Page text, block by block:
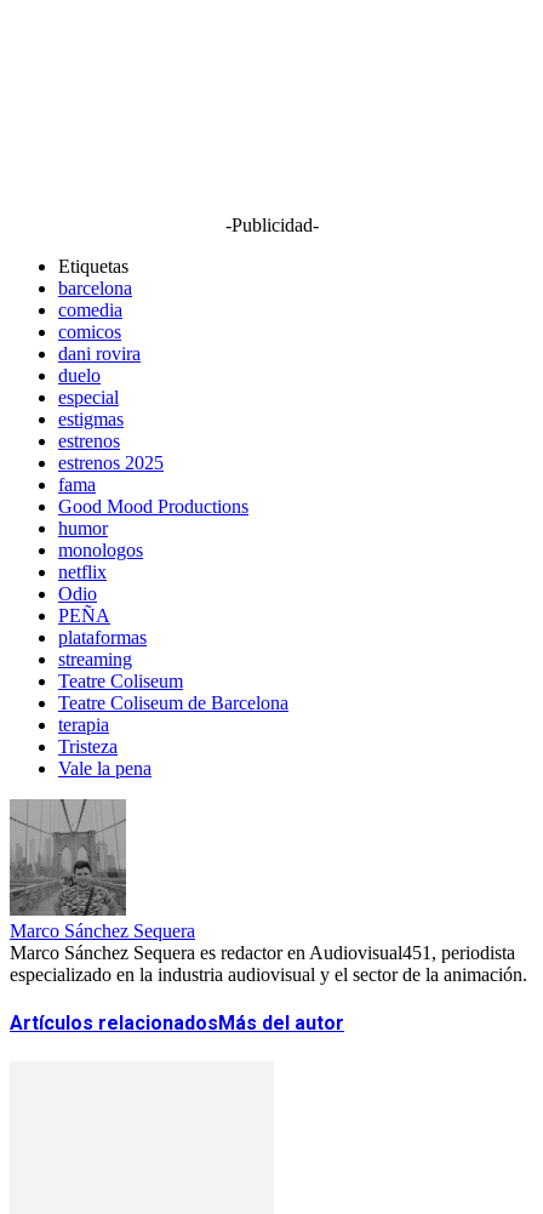
-Publicidad-
Etiquetas
barcelona
comedia
comicos
dani rovira
duelo
especial
estigmas
estrenos
estrenos 2025
fama
Good Mood Productions
humor
monologos
netflix
Odio
PEÑA
plataformas
streaming
Teatre Coliseum
Teatre Coliseum de Barcelona
terapia
Tristeza
Vale la pena
Marco Sánchez Sequera
Marco Sánchez Sequera es redactor en Audiovisual451, periodista
especializado en la industria audiovisual y el sector de la animación.
Artículos relacionados Más del autor